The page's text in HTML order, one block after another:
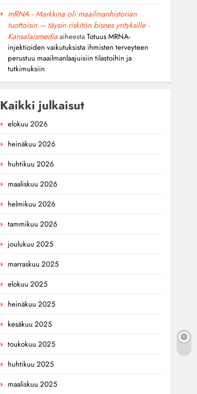
mRNA - Markkina oli maailmanhistorian
tuottoisin – täysin riskitön bisnes yrityksille -
KansalaismediaaiheestaTotuus MRNA-
injektioiden vaikutuksista ihmisten terveyteen
perustuu maailmanlaajuisiin tilastoihin ja
tutkimuksiin
Kaikki julkaisut
elokuu 2026
heinäkuu 2026
huhtikuu 2026
maaliskuu 2026
helmikuu 2026
tammikuu 2026
joulukuu 2025
marraskuu 2025
elokuu 2025
heinäkuu 2025
kesäkuu 2025
toukokuu 2025
huhtikuu 2025
maaliskuu 2025